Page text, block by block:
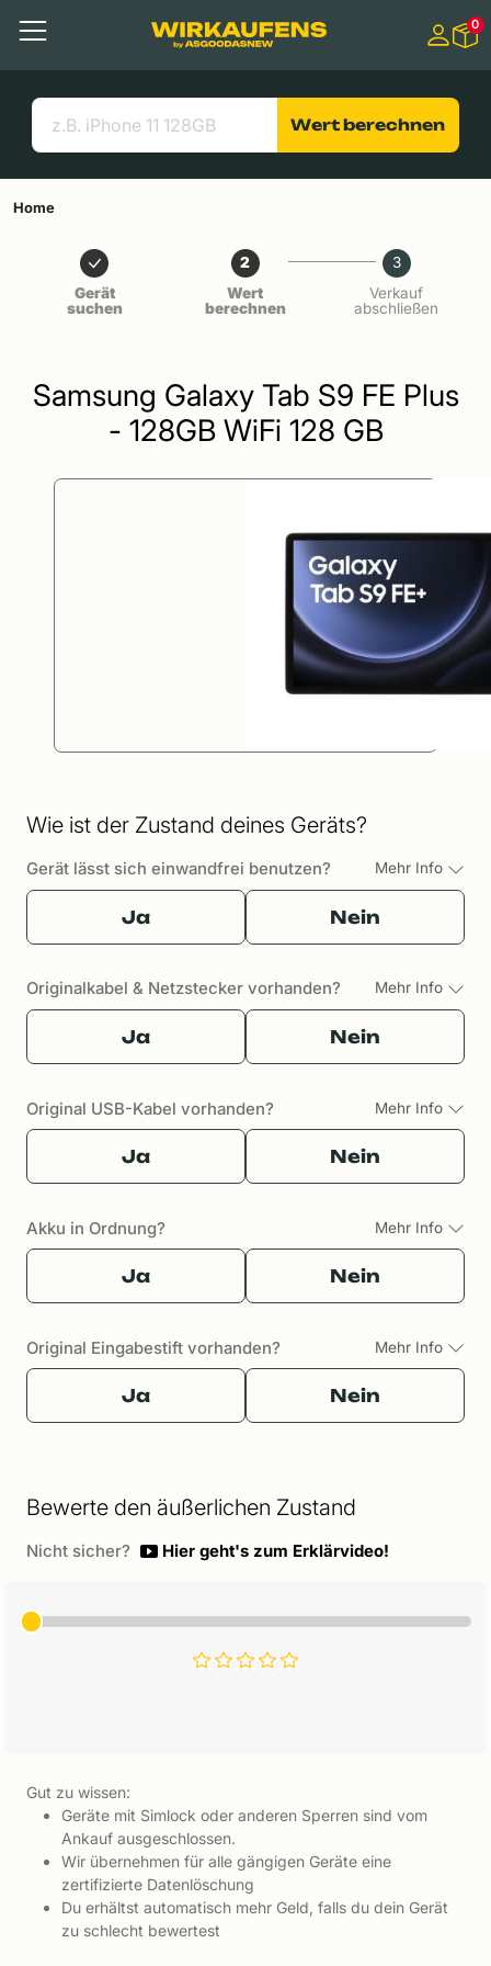
Menü
Suchen
Nützliche Links
0
Wert berechnen
Home
Gerät
suchen
2
Wert
berechnen
3
Verkauf
abschließen
Samsung Galaxy Tab S9 FE Plus
- 128GB WiFi 128 GB
Wie ist der Zustand deines Geräts?
Gerät lässt sich einwandfrei benutzen? Mehr Info
Ja Nein
Originalkabel & Netzstecker vorhanden? Mehr Info
Ja Nein
Original USB-Kabel vorhanden? Mehr Info
Ja Nein
Akku in Ordnung? Mehr Info
Ja Nein
Original Eingabestift vorhanden? Mehr Info
Ja Nein
Bewerte den äußerlichen Zustand
Nicht sicher? Hier geht's zum Erklärvideo!
Gut zu wissen:
Geräte mit Simlock oder anderen Sperren sind vom
Ankauf ausgeschlossen.
Wir übernehmen für alle gängigen Geräte eine
zertifizierte Datenlöschung
Du erhältst automatisch mehr Geld, falls du dein Gerät
zu schlecht bewertest